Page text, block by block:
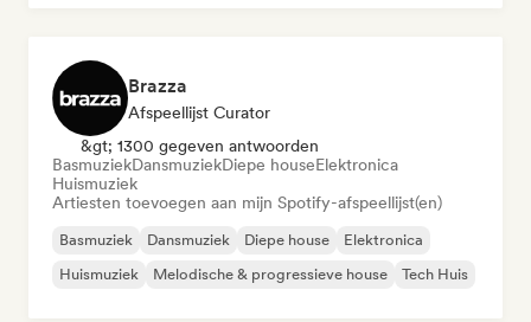
Brazza
Afspeellijst Curator
&gt; 1300 gegeven antwoorden
BasmuziekDansmuziekDiepe houseElektronica
Huismuziek
Artiesten toevoegen aan mijn Spotify-afspeellijst(en)
Basmuziek Dansmuziek Diepe house
Elektronica
Huismuziek
Melodische & progressieve house Tech Huis